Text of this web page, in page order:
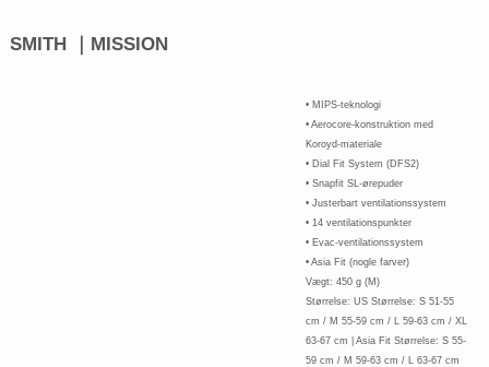
SMITH ｜MISSION
• MIPS-teknologi
• Aerocore-konstruktion med
Koroyd-materiale
• Dial Fit System (DFS2)
• Snapfit SL-ørepuder
• Justerbart ventilationssystem
• 14 ventilationspunkter
• Evac-ventilationssystem
• Asia Fit (nogle farver)
Vægt: 450 g (M)
Størrelse: US Størrelse: S 51-55
cm / M 55-59 cm / L 59-63 cm / XL
63-67 cm | Asia Fit Størrelse: S 55-
59 cm / M 59-63 cm / L 63-67 cm